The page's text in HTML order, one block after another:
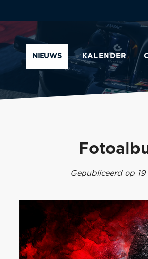
NIEUWS KALENDER
Gepubliceerd op